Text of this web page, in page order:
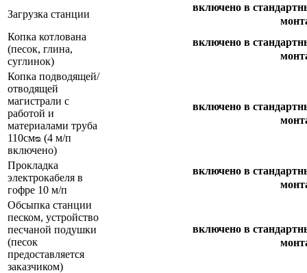
Загрузка станции
включено в
Копка котлована
(песок, глина,
суглинок)
включено в
Копка подводящей/
отводящей
магистрали с
работой и
материалами труба
110смᴓ (4 м/п
включено)
включено в
Прокладка
электрокабеля в
гофре 10 м/п
включено в
Обсыпка станции
песком, устройство
песчаной подушки
(песок
предоставляется
заказчиком)
включено в